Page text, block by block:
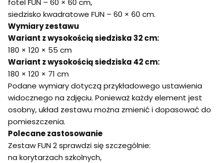
fotel FUN – 60 × 60 cm,
siedzisko kwadratowe FUN – 60 × 60 cm.
Wymiary zestawu
Wariant z wysokością siedziska 32 cm:
180 × 120 × 55 cm
Wariant z wysokością siedziska 42 cm:
180 × 120 × 71 cm
Podane wymiary dotyczą przykładowego ustawienia
widocznego na zdjęciu. Ponieważ każdy element jest
osobny, układ zestawu można zmienić i dopasować do
pomieszczenia.
Polecane zastosowanie
Zestaw FUN 2 sprawdzi się szczególnie:
na korytarzach szkolnych,